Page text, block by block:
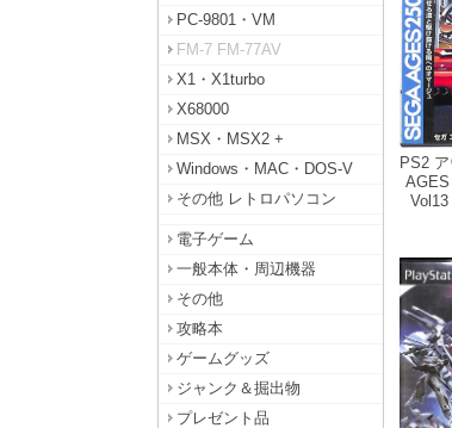
PC-9801・VM
FM-7 FM-77AV
X1・X1turbo
X68000
MSX・MSX2 +
Windows・MAC・DOS-V
その他 レトロパソコン
電子ゲーム
一般本体・周辺機器
その他
攻略本
ゲームグッズ
ジャンク＆掘出物
プレゼント品
PS2